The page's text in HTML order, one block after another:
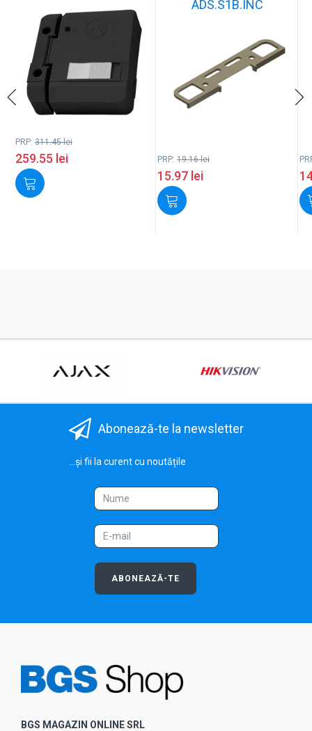
PRP: 311.45lei
259.55 lei
ADS.S1B.INC
PRP: 19.16lei
15.97 lei
Abonează-te la newsletter
...și fii la curent cu noutățile
ABONEAZĂ-TE
BGS MAGAZIN ONLINE SRL